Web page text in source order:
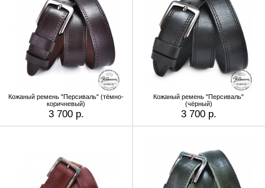
Кожаный ремень "Персиваль" (тёмно-
коричневый)
3 700 р.
Кожаный ремень "Персиваль"
(чёрный)
3 700 р.